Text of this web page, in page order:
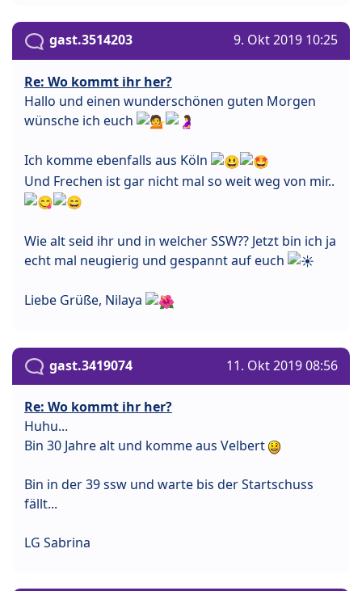
gast.3514203 9. Okt 2019 10:25
Re: Wo kommt ihr her?
Hallo und einen wunderschönen guten Morgen
wünsche ich euch
Ich komme ebenfalls aus Köln
Und Frechen ist gar nicht mal so weit weg von mir..
Wie alt seid ihr und in welcher SSW?? Jetzt bin ich ja
echt mal neugierig und gespannt auf euch
Liebe Grüße, Nilaya
gast.3419074 11. Okt 2019 08:56
Re: Wo kommt ihr her?
Huhu...
Bin 30 Jahre alt und komme aus Velbert
Bin in der 39 ssw und warte bis der Startschuss
fällt...
LG Sabrina